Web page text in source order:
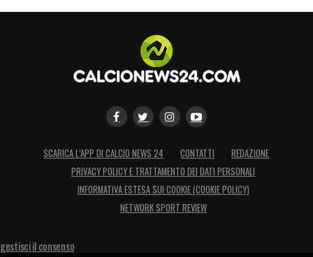
SCARICA L’APP DI CALCIO NEWS 24 CONTATTI
REDAZIONE
PRIVACY POLICY E TRATTAMENTO DEI DATI PERSONALI
INFORMATIVA ESTESA SUI COOKIE (COOKIE POLICY)
NETWORK SPORT REVIEW
gestisci il consenso